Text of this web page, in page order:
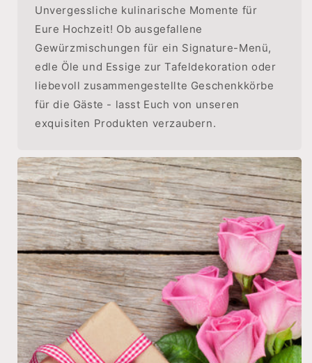
Unvergessliche kulinarische Momente für
Eure Hochzeit! Ob ausgefallene
Gewürzmischungen für ein Signature-Menü,
edle Öle und Essige zur Tafeldekoration oder
liebevoll zusammengestellte Geschenkkörbe
für die Gäste - lasst Euch von unseren
exquisiten Produkten verzaubern.